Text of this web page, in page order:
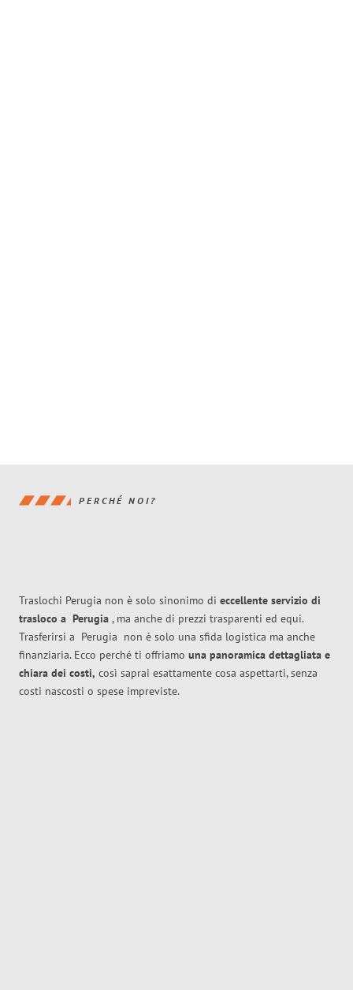
PERCHÉ NOI?
Traslochi Perugia non è solo sinonimo di eccellente servizio di
trasloco a Perugia , ma anche di prezzi trasparenti ed equi.
Trasferirsi a Perugia non è solo una sfida logistica ma anche
finanziaria. Ecco perché ti offriamo una panoramica dettagliata e
chiara dei costi, così saprai esattamente cosa aspettarti, senza
costi nascosti o spese impreviste.